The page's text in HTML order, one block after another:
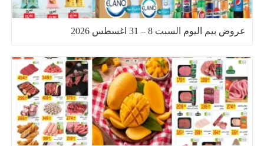
عروض بيم اليوم السبت 8 – 31 اغسطس 2026